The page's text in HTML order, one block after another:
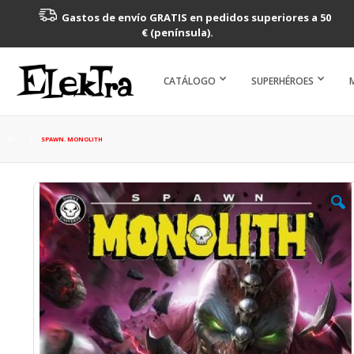
Gastos de envío GRATIS en pedidos superiores a 50
€ (península).
CATÁLOGO SUPERHÉROES
SPAWN. MONOLITH
Saltar
al
final
de
la
galería
de
imágenes